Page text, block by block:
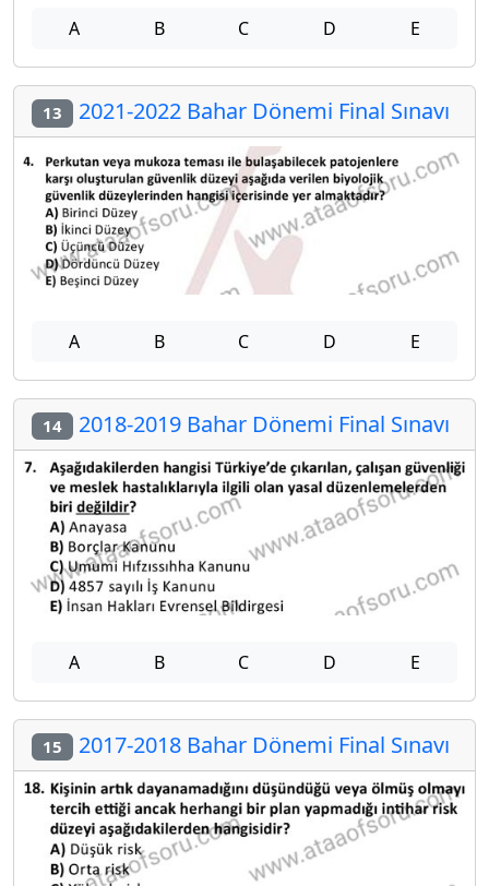
A B C D E
13 2021-2022 Bahar Dönemi Final Sınavı
A B C D E
14 2018-2019 Bahar Dönemi Final Sınavı
A B C D E
15 2017-2018 Bahar Dönemi Final Sınavı